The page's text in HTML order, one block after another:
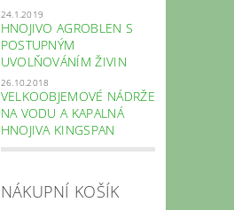
24.1.2019
HNOJIVO AGROBLEN S
POSTUPNÝM
UVOLŇOVÁNÍM ŽIVIN
26.10.2018
VELKOOBJEMOVÉ NÁDRŽE
NA VODU A KAPALNÁ
HNOJIVA KINGSPAN
NÁKUPNÍ KOŠÍK